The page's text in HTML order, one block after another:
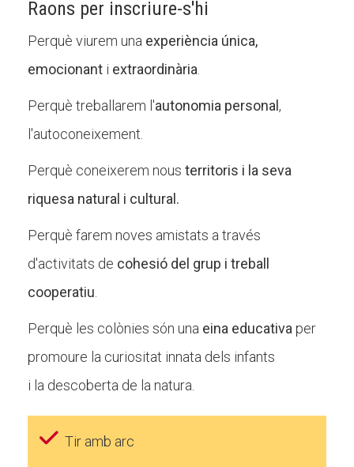
Raons per inscriure-s'hi
Perquè viurem una experiència única,
emocionant i extraordinària
Perquè treballarem l'autonomia personal,
l'autoconeixement.
Perquè coneixerem nous territoris i la seva
riquesa natural i cultural.
Perquè farem noves amistats a través
d'activitats de cohesió del grup i treball
cooperatiu
Perquè les colònies són una eina educativa per
promoure la curiositat innata dels infants
i la descoberta de la natura.
Tir amb arc